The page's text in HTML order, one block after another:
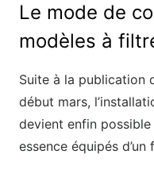
Le mode de
modèles à
Suite à la publication
début mars,
devient enfin
essence équipés